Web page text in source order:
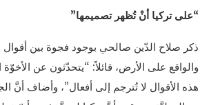
“على تركيا أنْ تُظهر تصميمها”
ذكر صلاح الدّين صالحي بوجود فجوة بين أقوال
والواقع على الأرض، قائلاً: “يتحدّثون عن الأخوّة
هذه الأقوال لا تُترجم إلى أفعال”، وأضاف أنَّ